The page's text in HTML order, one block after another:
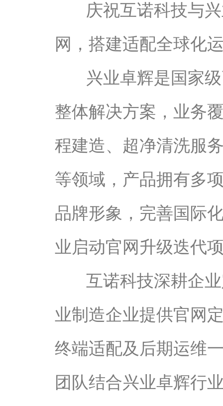
庆祝互诺科技与兴
网，搭建适配全球化
兴业卓辉是国家
整体解决方案，业务
程建造、超净清洗服
等领域，产品拥有多
品牌形象，完善国际
业启动官网升级迭代
互诺科技深耕企
业制造企业提供官网
终端适配及后期运维
团队结合兴业卓辉行